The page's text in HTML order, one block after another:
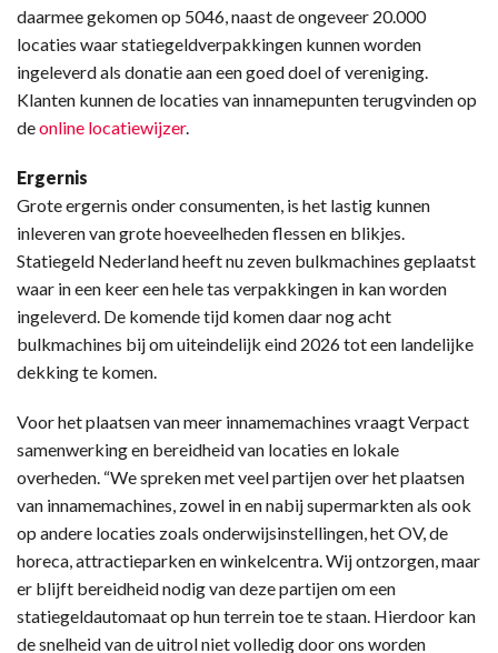
daarmee gekomen op 5046, naast de ongeveer 20.000
locaties waar statiegeldverpakkingen kunnen worden
ingeleverd als donatie aan een goed doel of vereniging.
Klanten kunnen de locaties van innamepunten terugvinden op
deonline locatiewijzer.
Ergernis
Grote ergernis onder consumenten, is het lastig kunnen
inleveren van grote hoeveelheden flessen en blikjes.
Statiegeld Nederland heeft nu zeven bulkmachines geplaatst
waar in een keer een hele tas verpakkingen in kan worden
ingeleverd. De komende tijd komen daar nog acht
bulkmachines bij om uiteindelijk eind 2026 tot een landelijke
dekking te komen.
Voor het plaatsen van meer innamemachines vraagt Verpact
samenwerking en bereidheid van locaties en lokale
overheden. “We spreken met veel partijen over het plaatsen
van innamemachines, zowel in en nabij supermarkten als ook
op andere locaties zoals onderwijsinstellingen, het OV, de
horeca, attractieparken en winkelcentra. Wij ontzorgen, maar
er blijft bereidheid nodig van deze partijen om een
statiegeldautomaat op hun terrein toe te staan. Hierdoor kan
de snelheid van de uitrol niet volledig door ons worden